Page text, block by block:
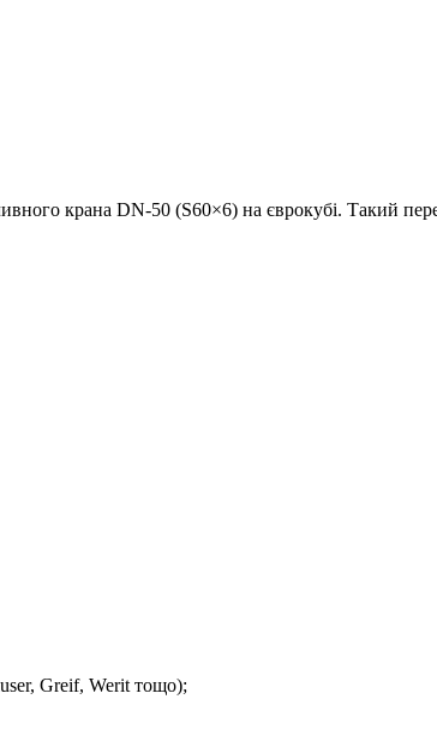
крана DN-50 (S60×6) на єврокубі. Такий
Greif, Werit тощо);